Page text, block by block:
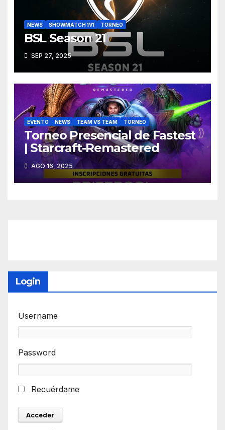
NEWS SHOWMATCH 1V1 TORNEO
BSL Season 21
SEP 27, 2025
EVENTO NEWS TEAM VS TEAM TORNEO
Torneo Presencial de Fastest
| Starcraft-Remastered
AGO 16, 2025
Login
Username
Password
Recuérdame